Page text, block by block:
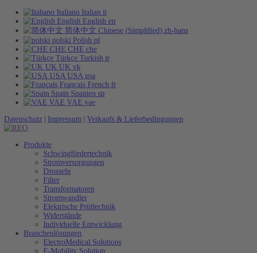
Italiano Italian it
English English en
简体中文 Chinese (Simplified) zh-hans
polski Polish pl
CHE CHE che
Türkçe Turkish tr
UK UK vk
USA USA usa
Français French fr
Spain Spanien sp
VAE VAE vae
Datenschutz | Impressum | Verkaufs & Lieferbedingungen
Produkte
Schwingfördertechnik
Stromversorgungen
Drosseln
Filter
Transformatoren
Stromwandler
Elektrische Prüftechnik
Widerstände
Individuelle Entwicklung
Branchenlösungen
ElectroMedical Solutions
E-Mobility Solution